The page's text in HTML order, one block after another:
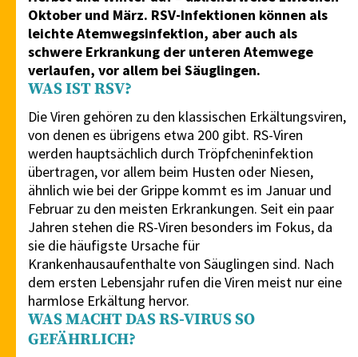
Oktober und März. RSV-Infektionen können als
leichte Atemwegsinfektion, aber auch als
schwere Erkrankung der unteren Atemwege
verlaufen, vor allem bei Säuglingen.
WAS IST RSV?
Die Viren gehören zu den klassischen Erkältungsviren,
von denen es übrigens etwa 200 gibt. RS-Viren
werden hauptsächlich durch Tröpfcheninfektion
übertragen, vor allem beim Husten oder Niesen,
ähnlich wie bei der Grippe kommt es im Januar und
Februar zu den meisten Erkrankungen. Seit ein paar
Jahren stehen die RS-Viren besonders im Fokus, da
sie die häufigste Ursache für
Krankenhausaufenthalte von Säuglingen sind. Nach
dem ersten Lebensjahr rufen die Viren meist nur eine
harmlose Erkältung hervor.
WAS MACHT DAS RS-VIRUS SO
GEFÄHRLICH?